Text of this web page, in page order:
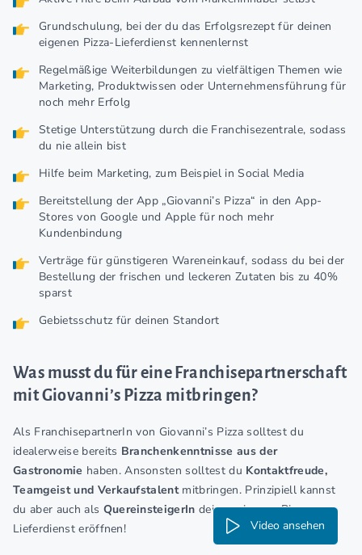
Grundschulung, bei der du das Erfolgsrezept für deinen
eigenen Pizza-Lieferdienst kennenlernst
Regelmäßige Weiterbildungen zu vielfältigen Themen wie
Marketing, Produktwissen oder Unternehmensführung für
noch mehr Erfolg
Stetige Unterstützung durch die Franchisezentrale, sodass
du nie allein bist
Hilfe beim Marketing, zum Beispiel in Social Media
Bereitstellung der App „Giovanni’s Pizza“ in den App-
Stores von Google und Apple für noch mehr
Kundenbindung
Verträge für günstigeren Wareneinkauf, sodass du bei der
Bestellung der frischen und leckeren Zutaten bis zu 40%
sparst
Gebietsschutz für deinen Standort
Was musst du für eine Franchisepartnerschaft
mit Giovanni’s Pizza mitbringen?
Als FranchisepartnerIn von Giovanni’s Pizza solltest du
idealerweise bereits Branchenkenntnisse aus der
Gastronomie haben. Ansonsten solltest du Kontaktfreude,
Teamgeist und Verkaufstalentmitbringen. Prinzipiell kannst
du aber auch als QuereinsteigerIn deinen eigenen Pizza-
Lieferdienst eröffnen!
Video ansehen